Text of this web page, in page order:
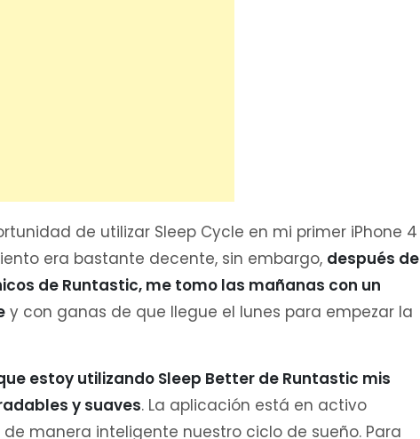
de utilizar Sleep Cycle en mi primer iPhone 4
era bastante decente, sin embargo, después de
de Runtastic, me tomo las mañanas con un
y con ganas de que llegue el lunes para empezar la
estoy utilizando Sleep Better de Runtastic mis
y suaves. La aplicación está en activo
manera inteligente nuestro ciclo de sueño. Para